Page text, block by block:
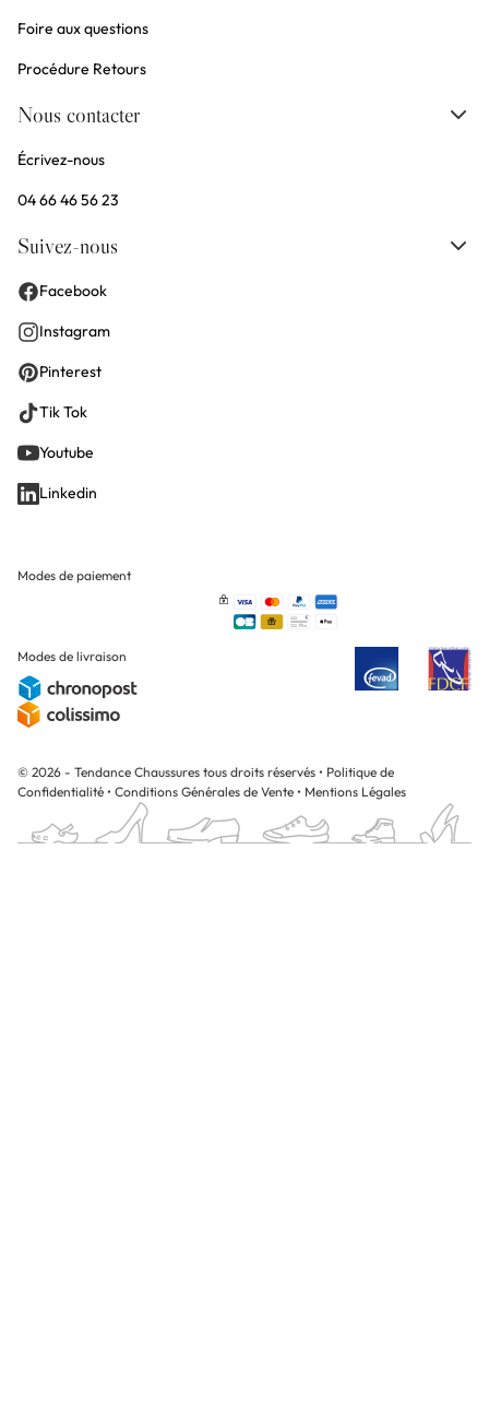
Foire aux questions
Procédure Retours
Nous contacter
Écrivez-nous
04 66 46 56 23
Suivez-nous
Facebook
Instagram
Pinterest
Tik Tok
Youtube
Linkedin
Modes de paiement
Modes de livraison
© 2026 - Tendance Chaussures tous droits réservés • Politique de
Confidentialité • Conditions Générales de Vente • Mentions Légales